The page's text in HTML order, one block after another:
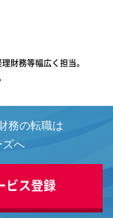
財務等幅広く担当。
務の転職は
ズへ
ビス登録